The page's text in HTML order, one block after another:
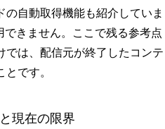
の自動取得機能も紹介してい
できません。ここで残る参考点
では、配信元が終了したコン
です。
現在の限界